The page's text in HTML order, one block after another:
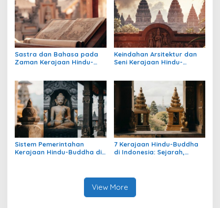
Sastra dan Bahasa pada
Zaman Kerajaan Hindu-
Keindahan Arsitektur dan
Seni Kerajaan Hindu-
Sistem Pemerintahan
Kerajaan Hindu-Buddha di
7 Kerajaan Hindu-Buddha
di Indonesia: Sejarah,
View More